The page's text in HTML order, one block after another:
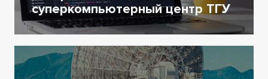
суперкомпьютерный центр ТГУ